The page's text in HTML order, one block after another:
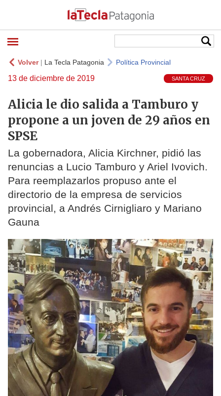
Volver| La Tecla Patagonia Política Provincial
13 de diciembre de 2019 SANTA CRUZ
Alicia le dio salida a Tamburo y
propone a un joven de 29 años en
SPSE
La gobernadora, Alicia Kirchner, pidió las
renuncias a Lucio Tamburo y Ariel Ivovich.
Para reemplazarlos propuso ante el
directorio de la empresa de servicios
provincial, a Andrés Cirnigliaro y Mariano
Gauna